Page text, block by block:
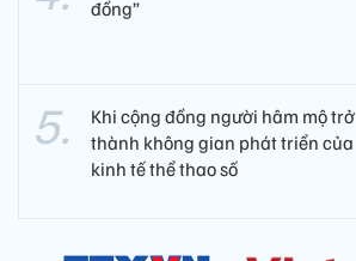
đồng”
Khi cộng đồng người hâm mộ trở
thành không gian phát triển của
kinh tế thể thao số